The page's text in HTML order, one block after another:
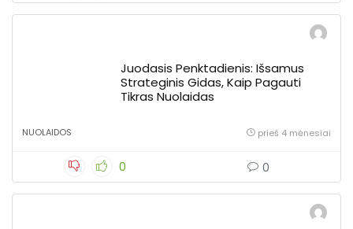
Juodasis Penktadienis: Išsamus
Strateginis Gidas, Kaip Pagauti
Tikras Nuolaidas
NUOLAIDOS prieš 4 mėnesiai
0 0